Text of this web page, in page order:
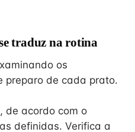
traduz na rotina
os
preparo de cada prato.
de acordo com o
definidas. Verifica a